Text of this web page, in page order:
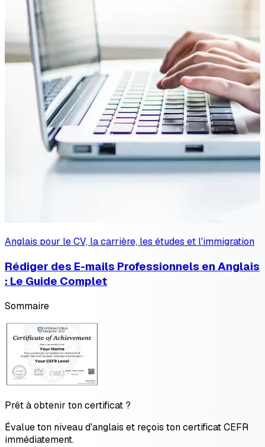
Anglais pour le CV, la carrière, les études et l'immigration
Rédiger des E-mails Professionnels en Anglais
: Le Guide Complet
Sommaire
Prêt à obtenir ton certificat ?
Évalue ton niveau d'anglais et reçois ton certificat CEFR
immédiatement.